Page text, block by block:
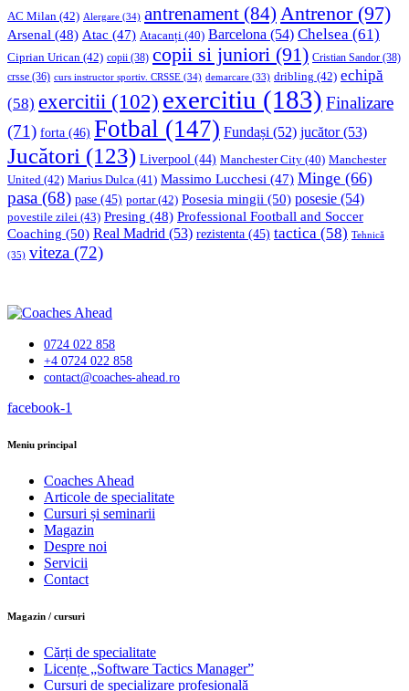
AC Milan (42) Alergare (34) antrenament (84) Antrenor(97)
Arsenal (48) Atac (47) Atacanți (40) Barcelona (54) Chelsea (61)
Ciprian Urican (42) copii (38) copii si juniori (91) Cristian Sandor (38)
crsse (36) curs instructor sportiv. CRSSE (34) demarcare (33) dribling (42) echipă
(58) exercitii (102) exercitiu (183) Finalizare
(71) forta (46) Fotbal (147) Fundași (52) jucător(53)
Jucători (123) Liverpool (44) Manchester City (40) Manchester
United (42) Marius Dulca (41) Massimo Lucchesi (47) Minge (66)
pasa (68) pase (45) portar(42) Posesia mingii (50) posesie (54)
povestile zilei (43) Presing (48) Professional Football and Soccer
Coaching (50) Real Madrid (53) rezistenta (45) tactica (58) Tehnică
(35) viteza (72)
0724 022 858
+4 0724 022 858
contact@coaches-ahead.ro
facebook-1
Meniu principal
Coaches Ahead
Articole de specialitate
Cursuri și seminarii
Magazin
Despre noi
Servicii
Contact
Magazin / cursuri
Cărți de specialitate
Licențe „Software Tactics Manager”
Cursuri de specializare profesională